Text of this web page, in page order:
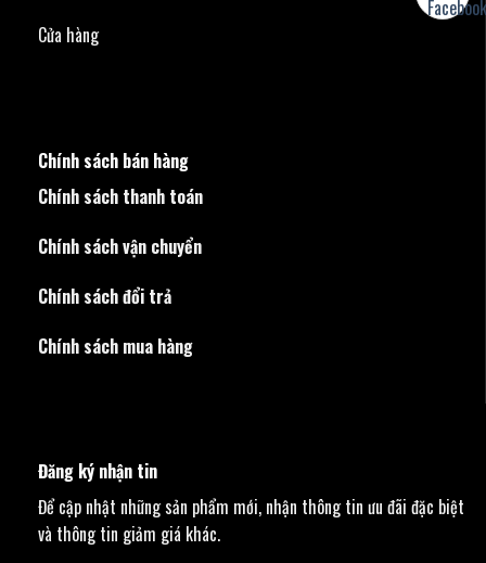
Cửa hàng
Chính sách bán hàng
Chính sách thanh toán
Chính sách vận chuyển
Chính sách đổi trả
Chính sách mua hàng
Đăng ký nhận tin
Để cập nhật những sản phẩm mới, nhận thông tin ưu đãi đặc biệt
và thông tin giảm giá khác.